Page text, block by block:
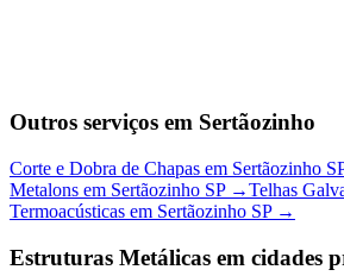
Outros serviços em Sertãozinho
Corte e Dobra de Chapas em Sertãozinho
Metalons em Sertãozinho SP →Telhas
Termoacústicas em Sertãozinho SP →
Estruturas Metálicas em cidades